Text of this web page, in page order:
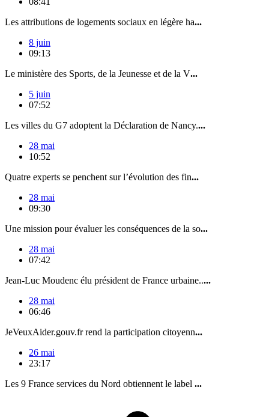
Les attributions de logements sociaux en légère ha...
8 juin
09:13
Le ministère des Sports, de la Jeunesse et de la V...
5 juin
07:52
Les villes du G7 adoptent la Déclaration de Nancy....
28 mai
10:52
Quatre experts se penchent sur l’évolution des fin...
28 mai
09:30
Une mission pour évaluer les conséquences de la so...
28 mai
07:42
Jean-Luc Moudenc élu président de France urbaine.....
28 mai
06:46
JeVeuxAider.gouv.fr rend la participation citoyenn...
26 mai
23:17
Les 9 France services du Nord obtiennent le label ...